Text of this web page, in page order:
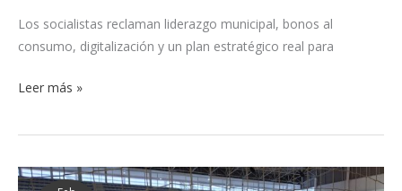
Los socialistas reclaman liderazgo municipal, bonos al
consumo, digitalización y un plan estratégico real para
LA
VICTORIA
Leer más »
El